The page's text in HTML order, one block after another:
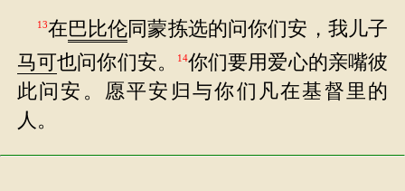
13在巴比伦同蒙拣选的问你们安，我儿子
马可也问你们安。 14你们要用爱心的亲嘴彼
此问安。愿平安归与你们凡在基督里的
人。